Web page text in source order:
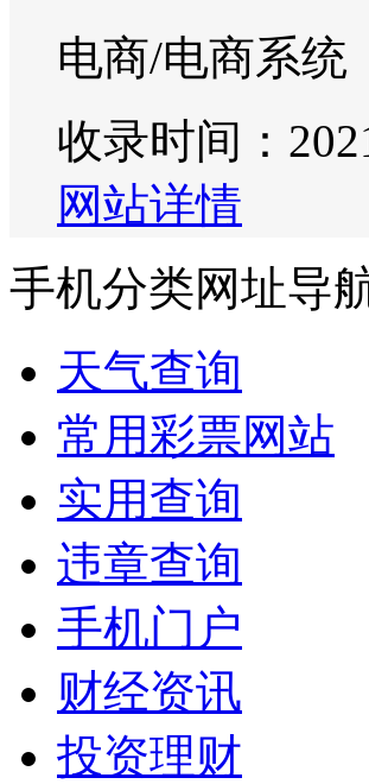
电商/电商系统
收录时间：
网站详情
手机分类网址导
天气查询
常用彩票网站
实用查询
违章查询
手机门户
财经资讯
投资理财